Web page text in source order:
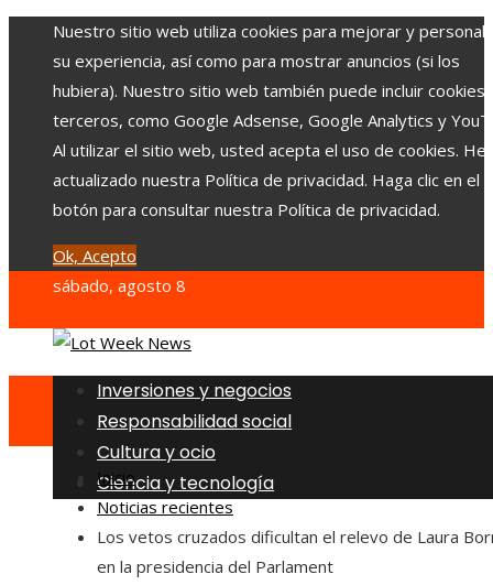
Nuestro sitio web utiliza cookies para mejorar y
su experiencia, así como para mostrar anuncios (si los
hubiera). Nuestro sitio web también puede incluir cookies
terceros, como Google Adsense, Google Analytics y
Al utilizar el sitio web, usted acepta el uso de cookies.
actualizado nuestra Política de privacidad. Haga clic en el
botón para consultar nuestra Política de privacidad.
Ok, Acepto
sábado, agosto 8
Inversiones y negocios
Responsabilidad social
Cultura y ocio
Ciencia y tecnología
Inicio
Noticias recientes
Los vetos cruzados dificultan el relevo de Laura
en la presidencia del Parlament